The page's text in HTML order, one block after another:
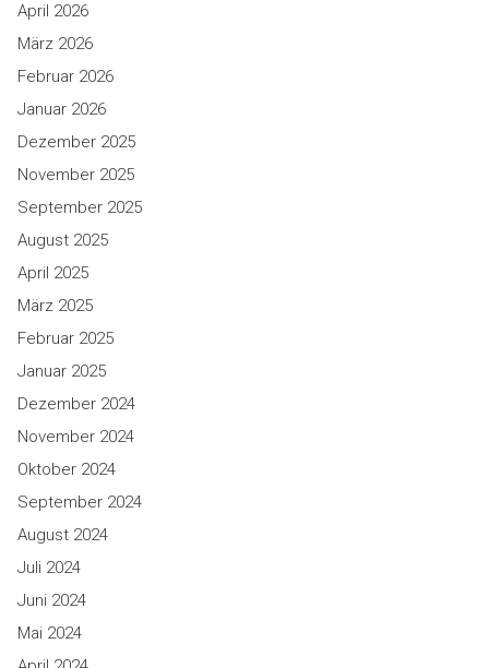
April 2026
März 2026
Februar 2026
Januar 2026
Dezember 2025
November 2025
September 2025
August 2025
April 2025
März 2025
Februar 2025
Januar 2025
Dezember 2024
November 2024
Oktober 2024
September 2024
August 2024
Juli 2024
Juni 2024
Mai 2024